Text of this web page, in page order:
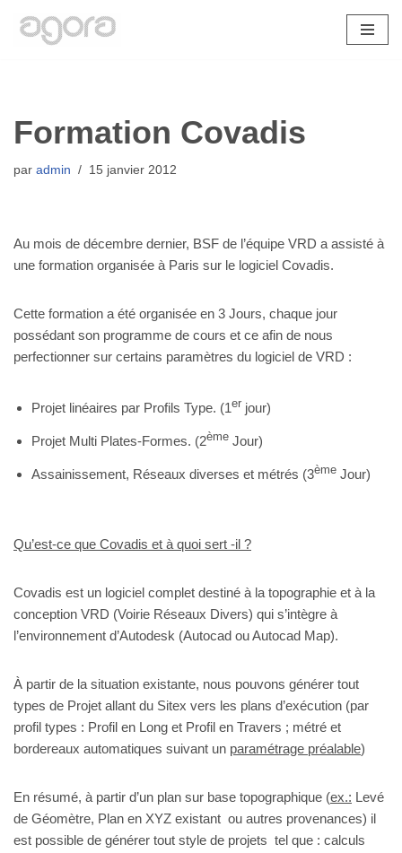
Formation Covadis
par admin 15 janvier 2012
Au mois de décembre dernier, BSF de l’équipe VRD a assisté à
une formation organisée à Paris sur le logiciel Covadis.
Cette formation a été organisée en 3 Jours, chaque jour
possédant son programme de cours et ce afin de nous
perfectionner sur certains paramètres du logiciel de VRD :
Projet linéaires par Profils Type. (1er jour)
Projet Multi Plates-Formes. (2ème Jour)
Assainissement, Réseaux diverses et métrés (3ème Jour)
Qu’est-ce que Covadis et à quoi sert -il ?
Covadis est un logiciel complet destiné à la topographie et à la
conception VRD (Voirie Réseaux Divers) qui s’intègre à
l’environnement d’Autodesk (Autocad ou Autocad Map).
À partir de la situation existante, nous pouvons générer tout
types de Projet allant du Sitex vers les plans d’exécution (par
profil types : Profil en Long et Profil en Travers ; métré et
bordereaux automatiques suivant un paramétrage préalable)
En résumé, à partir d’un plan sur base topographique (ex.: Levé
de Géomètre, Plan en XYZ existant ou autres provenances) il
est possible de générer tout style de projets tel que : calculs